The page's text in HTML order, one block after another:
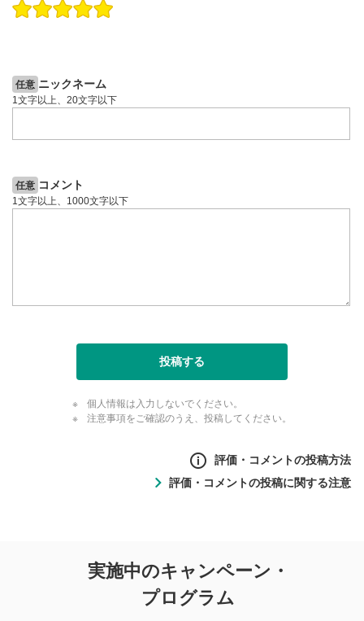
操作説明動画
任意 ニックネーム
1文字以上、20文字以下
任意 コメント
1文字以上、1000文字以下
投稿する
個人情報は入力しないでください。
注意事項をご確認のうえ、投稿してください。
評価・コメントの投稿方法
評価・コメントの投稿に関する注意
投稿に関する注意
実施中のキャンペーン・
プログラム